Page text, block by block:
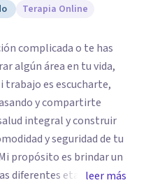
Terapia Online
complicada o te has
algún área en tu vida,
trabajo es escucharte,
y compartirte
integral y construir
y seguridad de tu
diferentes etapas de la
leer más